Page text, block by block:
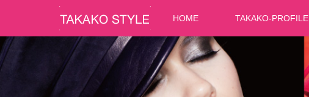
HOME TAKAKO-PROFILE